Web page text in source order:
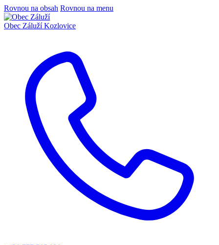
Rovnou na obsah Rovnou na menu
Obec ZálužíKozlovice